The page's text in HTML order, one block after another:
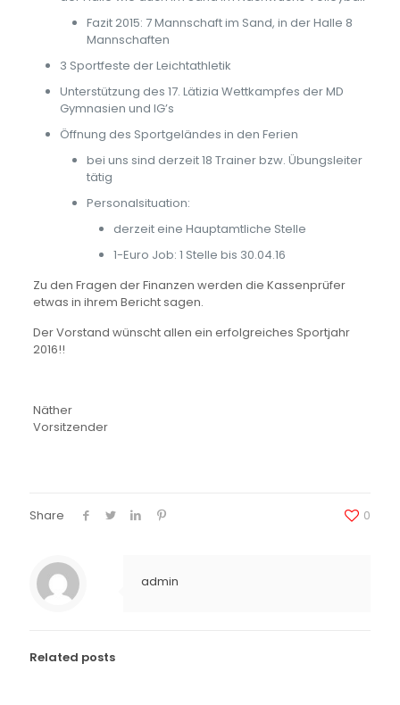
Fazit 2015: 7 Mannschaft im Sand, in der Halle 8
Mannschaften
3 Sportfeste der Leichtathletik
Unterstützung des 17. Lätizia Wettkampfes der MD
Gymnasien und IG’s
Öffnung des Sportgeländes in den Ferien
bei uns sind derzeit 18 Trainer bzw. Übungsleiter
tätig
Personalsituation:
derzeit eine Hauptamtliche Stelle
1-Euro Job: 1 Stelle bis 30.04.16
Zu den Fragen der Finanzen werden die Kassenprüfer
etwas in ihrem Bericht sagen.
Der Vorstand wünscht allen ein erfolgreiches Sportjahr
2016!!
Näther
Vorsitzender
Share 0
admin
Related posts